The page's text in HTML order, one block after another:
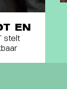
EN
stelt